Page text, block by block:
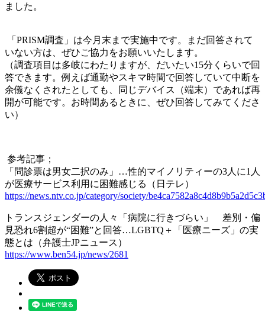
ました。
「PRISM調査」は今月末まで実施中です。まだ回答されて
いない方は、ぜひご協力をお願いいたします。
（調査項目は多岐にわたりますが、だいたい15分くらいで回
答できます。例えば通勤やスキマ時間で回答していて中断を
余儀なくされたとしても、同じデバイス（端末）であれば再
開が可能です。お時間あるときに、ぜひ回答してみてくださ
い）
参考記事；
「問診票は男女二択のみ」…性的マイノリティーの3人に1人
が医療サービス利用に困難感じる（日テレ）
https://news.ntv.co.jp/category/society/
トランスジェンダーの人々「病院に行きづらい」 差別・偏
見恐れ6割超が“困難”と回答…LGBTQ＋「医療ニーズ」の実
態とは（弁護士JPニュース）
https://www.ben54.jp/news/2681